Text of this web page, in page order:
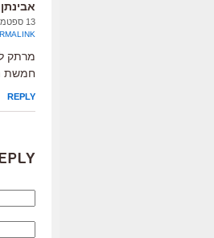
אבינתן
13 ספטמבר 2008 at 15:09
מרתק
חמשת
REPLY